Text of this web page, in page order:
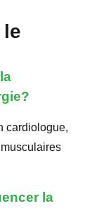
cardiologue,
la